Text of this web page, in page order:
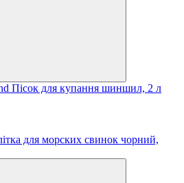
Пісок для купання шиншил, 2 л